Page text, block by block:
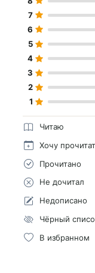
7
6
5
4
3
2
1
Читаю
Хочу
Прочитано
Не дочитал
Недописано
Чёрный
В избранном